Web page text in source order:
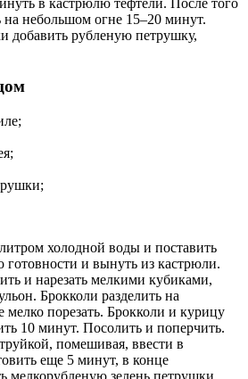
в кастрюлю тефтели. После того
на небольшом огне 15–20 минут.
добавить рубленую петрушку,
холодной воды и поставить
готовности и вынуть из кастрюли.
и нарезать мелкими кубиками,
Брокколи разделить на
мелко порезать. Брокколи и курицу
10 минут. Посолить и поперчить.
помешивая, ввести в
еще 5 минут, в конце
мелкорубленую зелень петрушки.